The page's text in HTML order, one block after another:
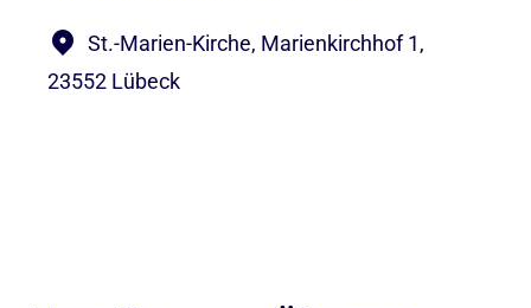
St.-Marien-Kirche, Marienkirchhof 1,
23552 Lübeck